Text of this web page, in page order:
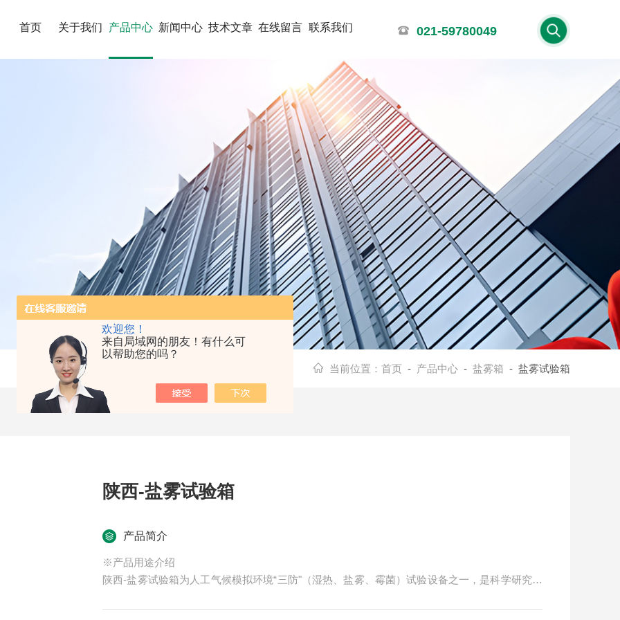
欢迎您！
来自局域网的朋友！有什么可
以帮助您的吗？
首页 关于我们 产品中心 新闻中心 技术文章 在线留言 联系我们 021-59780049
当前位置： 首页 - 产品中心 - 盐雾箱 - 盐雾试验箱
陕西-盐雾试验箱
产品简介
※产品用途介绍
陕西-盐雾试验箱为人工气候模拟环境“三防"（湿热、盐雾、霉菌）试验设备之一，是科学研究、